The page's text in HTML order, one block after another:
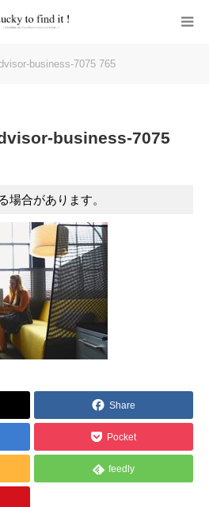
business-7075 765
business-7075
場合があります。
Share
Pocket
feedly